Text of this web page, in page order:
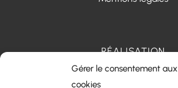
Gérer le consentement aux
cookies
RÉALISATION